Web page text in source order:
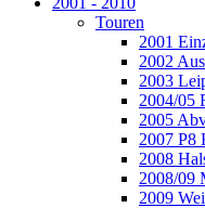
Touren
2001
2002
2003
2004/05
2005
2007 P8
2008
2008/09
2009